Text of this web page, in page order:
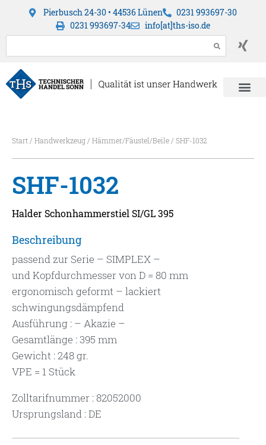
Pierbusch 24-30 • 44536 Lünen
0231 993697-30
0231 993697-34
info[at]ths-iso.de
Start/ Handwerkzeug/ Hämmer/Fäustel/Beile/ SHF-1032
SHF-1032
Halder Schonhammerstiel SI/GL 395
Beschreibung
passend zur Serie – SIMPLEX –
und Kopfdurchmesser von D = 80 mm
ergonomisch geformt – lackiert
schwingungsdämpfend
Ausführung : – Akazie –
Gesamtlänge : 395 mm
Gewicht : 248 gr.
VPE = 1 Stück
Zolltarifnummer : 82052000
Ursprungsland : DE